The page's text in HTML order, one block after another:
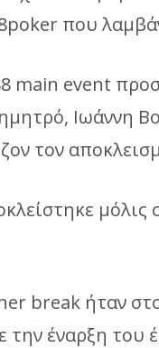
που
main event
Ιωάννη
τον
μόλις
break ήταν
την έναρξη του